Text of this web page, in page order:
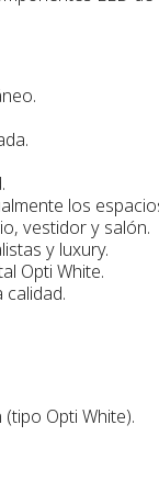
los
vestidor y salón.
y luxury.
Opti White.
(tipo Opti White).